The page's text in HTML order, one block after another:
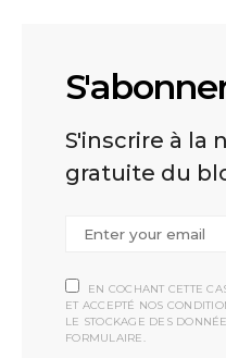
S'inscrire à la
gratuite du
EN COCHANT CETTE
ET ACCEPTÉ NOS
LE STOCKAGE DES
FORMULAIRE.